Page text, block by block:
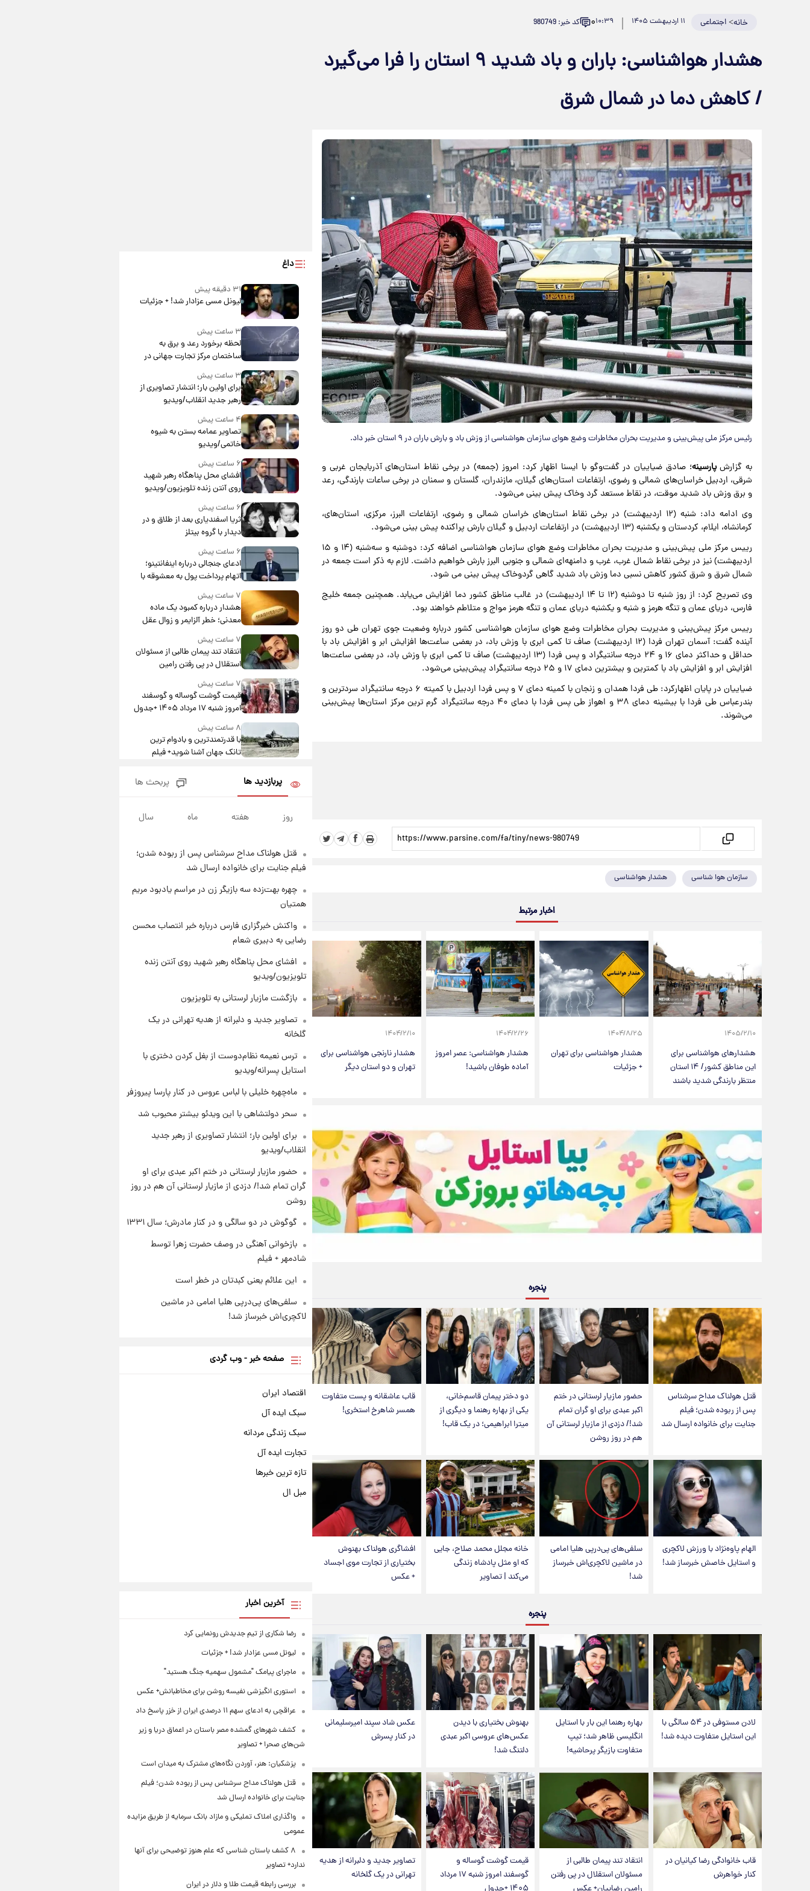
خانه>اجتماعی ۱۱ اردیبهشت ۱۴۰۵ ۱۰:۳۹۰ کد خبر: 980749
هشدار هواشناسی: باران و باد شدید ۹ استان را فرا می‌گیرد
/ کاهش دما در شمال شرق
رئیس مرکز ملی پیش‌بینی و مدیریت بحران مخاطرات وضع هوای سازمان هواشناسی از وزش باد و بارش باران در ۹ استان خبر داد.
به گزارشپارسینه؛ صادق ضیاییان در گفت‌وگو با ایسنا اظهار کرد: امروز (جمعه) در برخی نقاط استان‌های آذربایجان غربی و
شرقی، اردبیل خراسان‌های شمالی و رضوی، ارتفاعات استان‌های گیلان، مازندران، گلستان و سمنان در برخی ساعات بارندگی، رعد
و برق وزش باد شدید موقت، در نقاط مستعد گرد وخاک پیش بینی می‌شود.
وی ادامه داد: شنبه (۱۲ اردیبهشت) در برخی نقاط استان‌های خراسان شمالی و رضوی، ارتفاعات البرز، مرکزی، استان‌های،
کرمانشاه، ایلام، کردستان و یکشنبه (۱۳ اردیبهشت) در ارتفاعات اردبیل و گیلان بارش پراکنده پیش بینی می‌شود.
رییس مرکز ملی پیش‌بینی و مدیریت بحران مخاطرات وضع هوای سازمان هواشناسی اضافه کرد: دوشنبه و سه‌شنبه (۱۴ و ۱۵
اردیبهشت) نیز در برخی نقاط شمال غرب، غرب و دامنهه‌ای شمالی و جنوبی البرز بارش خواهیم داشت. لازم به ذکر است جمعه در
شمال شرق و شرق کشور کاهش نسبی دما وزش باد شدید گاهی گردوخاک پیش بینی می شود.
وی تصریح کرد: از روز شنبه تا دوشنبه (۱۲ تا ۱۴ اردیبهشت) در غالب مناطق کشور دما افزایش می‌یابد. همچنین جمعه خلیج
فارس، دریای عمان و تنگه هرمز و شنبه و یکشنبه دریای عمان و تنگه هرمز مواج و متلاطم خواهند بود.
رییس مرکز پیش‌بینی و مدیریت بحران مخاطرات وضع هوای سازمان هواشناسی کشور درباره وضعیت جوی تهران طی دو روز
آینده گفت: آسمان تهران فردا (۱۲ اردیبهشت) صاف تا کمی ابری با وزش باد، در بعضی ساعت‌ها افزایش ابر و افزایش باد با
حداقل و حداکثر دمای ۱۶ و ۲۴ درجه سانتیگراد و پس فردا (۱۳ اردیبهشت) صاف تا کمی ابری با وزش باد، در بعضی ساعت‌ها
افزایش ابر و افزایش باد با کمترین و بیشترین دمای ۱۷ و ۲۵ درجه سانتیگراد پیش‌بینی می‌شود.
ضیاییان در پایان اظهارکرد: طی فردا همدان و زنجان با کمینه دمای ۷ و پس فردا اردبیل با کمیته ۶ درجه سانتیگراد سردترین و
بندرعباس طی فردا با بیشینه دمای ۳۸ و اهواز طی پس فردا با دمای ۴۰ درجه سانتیگراد گرم ‌ترین مرکز استان‌ها پیش‌بینی
می‌شوند.
سازمان هوا شناسی هشدار هواشناسی
اخبار مرتبط
۱۴۰۵/۲/۱۰
هشدارهای هواشناسی برای
این مناطق کشور/ ۱۴ استان
منتظر بارندگی شدید باشند
۱۴۰۴/۸/۲۵
هشدار هواشناسی برای تهران
+ جزئیات
۱۴۰۴/۲/۲۶
هشدار هواشناسی: عصر امروز
آماده طوفان باشید!
۱۴۰۴/۲/۱۰
هشدار نارنجی هواشناسی برای
تهران و دو استان دیگر
پنجره
قتل هولناک مداح سرشناس
پس از ربوده شدن؛ فیلم
جنایت برای خانواده ارسال شد
حضور مازیار لرستانی در ختم
اکبر عبدی برای او گران تمام
شد!/ دزدی از مازیار لرستانی آن
هم در روز روشن
دو دختر پیمان قاسم‌خانی،
یکی از بهاره رهنما و دیگری از
میترا ابراهیمی؛ در یک قاب!
قاب عاشقانه و پست متفاوت
همسر شاهرخ استخری!
الهام پاوه‌نژاد با ورزش لاکچری
و استایل خاصش خبرساز شد!
سلفی‌های پی‌درپی هلیا امامی
در ماشین لاکچری‌اش خبرساز
شد!
خانه مجلل محمد صلاح، جایی
که او مثل پادشاه زندگی
می‌کند | تصاویر
افشاگری هولناک بهنوش
بختیاری از تجارت موی اجساد
+ عکس
پنجره
لادن مستوفی در ۵۴ سالگی با
این استایل متفاوت دیده شد!
بهاره رهنما این بار با استایل
انگلیسی ظاهر شد؛ تیپ
متفاوت بازیگر پرحاشیه!
بهنوش بختیاری با دیدن
عکس‌های عروسی اکبر عبدی
دلتنگ شد!
عکس شاد سپند امیرسلیمانی
در کنار پسرش
قاب خانوادگی رضا کیانیان در
کنار خواهرش
انتقاد تند پیمان طالبی از
مسئولان استقلال در پی رفتن
قیمت گوشت گوساله و
گوسفند امروز شنبه ۱۷ مرداد
تصاویر جدید و دلبرانه از هدیه
تهرانی در یک گلخانه
داغ
۳۱ دقیقه پیش
لیونل مسی عزادار شد! + جزئیات
۳ ساعت پیش
لحظه برخورد رعد و برق به
ساختمان مرکز تجارت جهانی در
آمریکا + فیلم
۳ ساعت پیش
برای اولین بار؛ انتشار تصاویری از
رهبر جدید انقلاب/ویدیو
۴ ساعت پیش
تصاویر عمامه بستن به شیوه
خاتمی/ویدیو
۶ ساعت پیش
افشای محل پناهگاه‌ رهبر شهید
روی آنتن زنده تلویزیون/ویدیو
۶ ساعت پیش
ثریا اسفندیاری بعد از طلاق و در
دیدار با گروه بیتلز
۶ ساعت پیش
ادعای جنجالی درباره اینفانتینو؛
اتهام پرداخت پول به معشوقه با
درآمد یوفا
۷ ساعت پیش
هشدار درباره کمبود یک ماده
معدنی؛ خطر آلزایمر و زوال عقل
افزایش می‌یابد؟
۷ ساعت پیش
انتقاد تند پیمان طالبی از مسئولان
استقلال در پی رفتن رامین
رضاییان+ عکس
۷ ساعت پیش
قیمت گوشت گوساله و گوسفند
امروز شنبه ۱۷ مرداد ۱۴۰۵ +جدول
۸ ساعت پیش
با قدرتمندترین و بادوام ترین
تانک جهان آشنا شوید+ فیلم
قیمت طلا ۱۸عیار امروز شنبه ۱۷
مرداد ۱۴۰۵ +جدول
۹ ساعت پیش
۲۲ ساعت پیش
یک پیش ‌بینی مهم برای قیمت
دلار، طلا و سکه شنبه ۱۷ مرداد
۱۴۰۵
مقصد اروپا این تیم را ترک کرد!
پربازدید ها پربحث ها
روز هفته ماه سال
قتل هولناک مداح سرشناس پس از ربوده شدن؛
فیلم جنایت برای خانواده ارسال شد
چهره بهت‌زده سه بازیگر زن در مراسم یادبود مریم
همتیان
واکنش خبرگزاری فارس درباره خبر انتصاب محسن
رضایی به دبیری شعام
افشای محل پناهگاه‌ رهبر شهید روی آنتن زنده
تلویزیون/ویدیو
بازگشت مازیار لرستانی به تلویزیون
تصاویر جدید و دلبرانه از هدیه تهرانی در یک
گلخانه
ترس نعیمه نظام‌دوست از بغل کردن دختری با
استایل پسرانه/ویدیو
ماه‌چهره خلیلی با لباس عروس در کنار پارسا پیروزفر
سحر دولتشاهی با این ویدئو بیشتر محبوب شد
برای اولین بار؛ انتشار تصاویری از رهبر جدید
انقلاب/ویدیو
حضور مازیار لرستانی در ختم اکبر عبدی برای او
گران تمام شد!/ دزدی از مازیار لرستانی آن هم در روز
روشن
گوگوش در دو سالگی و در کنار مادرش؛ سال ۱۳۳۱
بازخوانی آهنگی در وصف حضرت زهرا توسط
شادمهر + فیلم
این علائم یعنی کبدتان در خطر است
سلفی‌های پی‌درپی هلیا امامی در ماشین
لاکچری‌اش خبرساز شد!
صفحه خبر - وب گردی
اقتصاد ایران
سبک ایده آل
سبک زندگی مردانه
تجارت ایده آل
تازه ترین خبرها
مبل ال
آخرین اخبار
رضا شکاری از تیم جدیدش رونمایی کرد
لیونل مسی عزادار شد! + جزئیات
ماجرای پیامک "مشمول سهمیه جنگ هستید"
استوری انگیزشی نفیسه روشن برای مخاطبانش+ عکس
عراقچی به ادعای سهم ۱۱ درصدی ایران از خزر پاسخ داد
کشف شهرهای گمشده مصر باستان در اعماق دریا و زیر
شن‌های صحرا + تصاویر
پزشکیان: هنر، آوردن نگاه‌های مشترک به میدان است
قتل هولناک مداح سرشناس پس از ربوده شدن؛ فیلم
جنایت برای خانواده ارسال شد
واگذاری املاک تملیکی و مازاد بانک سرمایه از طریق مزایده
عمومی
۸ کشف باستان شناسی که علم هنوز توضیحی برای آنها
ندارد+ تصاویر
بررسی رابطه قیمت طلا و دلار در ایران